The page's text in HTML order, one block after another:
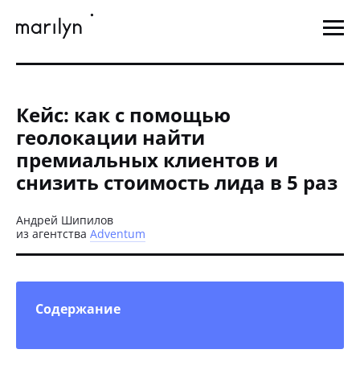
Кейс: как с помощью
геолокации найти
премиальных клиентов и
снизить стоимость лида в 5 раз
Андрей Шипилов
из агентства Adventum
Содержание